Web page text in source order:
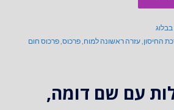
בבלוג
החיסון,עזרה ראשונה למוח,פרכוס,פרכוס חום
עם שם דומה,